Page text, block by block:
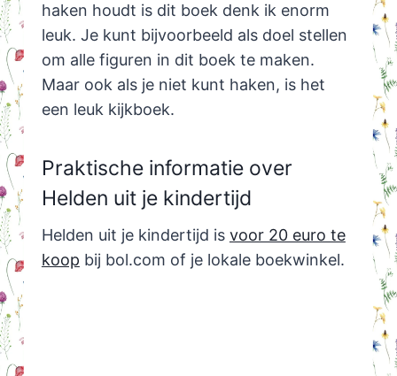
haken houdt is dit boek denk ik enorm
leuk. Je kunt bijvoorbeeld als doel stellen
om alle figuren in dit boek te maken.
Maar ook als je niet kunt haken, is het
een leuk kijkboek.
Praktische informatie over
Helden uit je kindertijd
Helden uit je kindertijd is voor 20 euro te
koop bij bol.com of je lokale boekwinkel.